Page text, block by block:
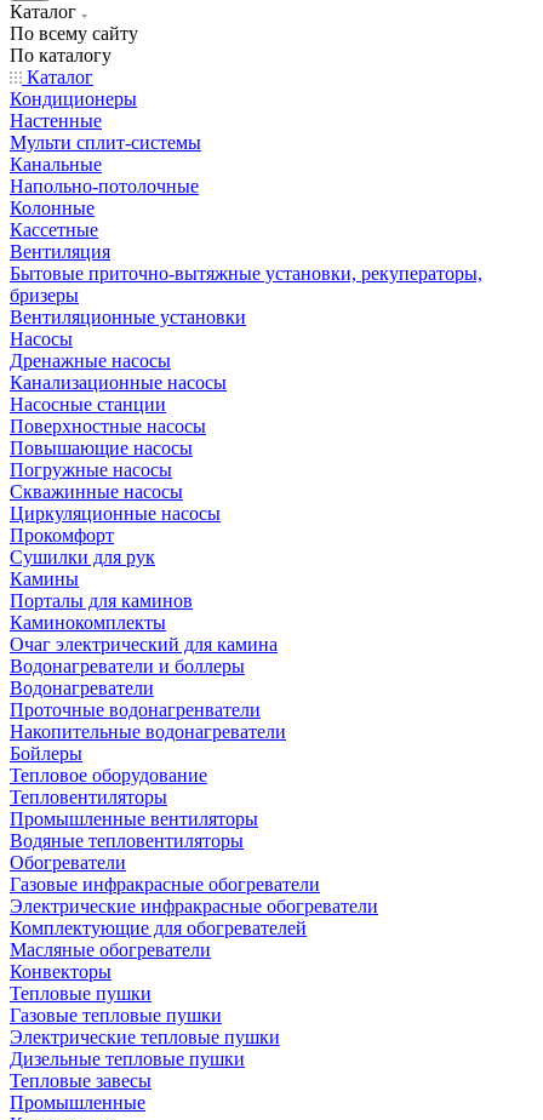
Каталог
По всему сайту
По каталогу
Каталог
Кондиционеры
Настенные
Мульти сплит-системы
Канальные
Напольно-потолочные
Колонные
Кассетные
Вентиляция
Бытовые приточно-вытяжные установки, рекуператоры,
бризеры
Вентиляционные установки
Насосы
Дренажные насосы
Канализационные насосы
Насосные станции
Поверхностные насосы
Повышающие насосы
Погружные насосы
Скважинные насосы
Циркуляционные насосы
Прокомфорт
Сушилки для рук
Камины
Порталы для каминов
Каминокомплекты
Очаг электрический для камина
Водонагреватели и боллеры
Водонагреватели
Проточные водонагренватели
Накопительные водонагреватели
Бойлеры
Тепловое оборудование
Тепловентиляторы
Промышленные вентиляторы
Водяные тепловентиляторы
Обогреватели
Газовые инфракрасные обогреватели
Электрические инфракрасные обогреватели
Комплектующие для обогревателей
Масляные обогреватели
Конвекторы
Тепловые пушки
Газовые тепловые пушки
Электрические тепловые пушки
Дизельные тепловые пушки
Тепловые завесы
Промышленные